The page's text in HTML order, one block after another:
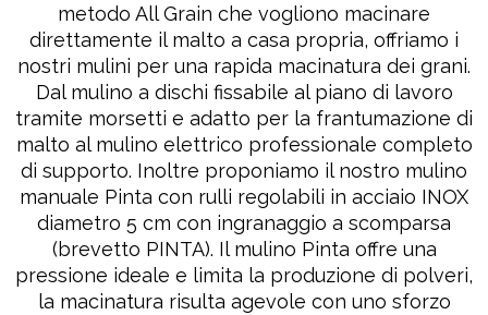
metodo All Grain che vogliono macinare
direttamente il malto a casa propria, offriamo i
nostri mulini per una rapida macinatura dei grani.
Dal mulino a dischi fissabile al piano di lavoro
tramite morsetti e adatto per la frantumazione di
malto al mulino elettrico professionale completo
di supporto. Inoltre proponiamo il nostro mulino
manuale Pinta con rulli regolabili in acciaio INOX
diametro 5 cm con ingranaggio a scomparsa
(brevetto PINTA). Il mulino Pinta offre una
pressione ideale e limita la produzione di polveri,
la macinatura risulta agevole con uno sforzo